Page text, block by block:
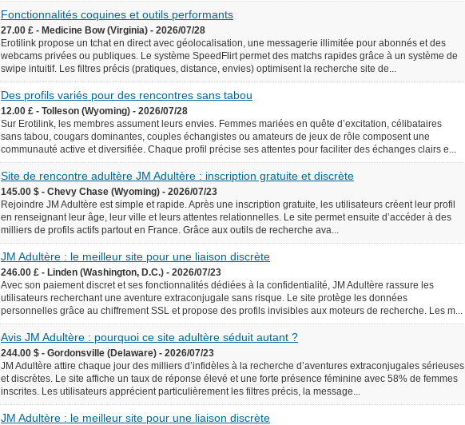
Fonctionnalités coquines et outils performants
27.00 £ - Medicine Bow (Virginia) - 2026/07/28
Erotilink propose un tchat en direct avec géolocalisation, une messagerie illimitée pour abonnés et des
webcams privées ou publiques. Le système SpeedFlirt permet des matchs rapides grâce à un système de
swipe intuitif. Les filtres précis (pratiques, distance, envies) optimisent la recherche site de...
Des profils variés pour des rencontres sans tabou
12.00 £ - Tolleson (Wyoming) - 2026/07/28
Sur Erotilink, les membres assument leurs envies. Femmes mariées en quête d’excitation, célibataires
sans tabou, cougars dominantes, couples échangistes ou amateurs de jeux de rôle composent une
communauté active et diversifiée. Chaque profil précise ses attentes pour faciliter des échanges clairs e...
Site de rencontre adultère JM Adultère : inscription gratuite et discrète
145.00 $ - Chevy Chase (Wyoming) - 2026/07/23
Rejoindre JM Adultère est simple et rapide. Après une inscription gratuite, les utilisateurs créent leur profil
en renseignant leur âge, leur ville et leurs attentes relationnelles. Le site permet ensuite d’accéder à des
milliers de profils actifs partout en France. Grâce aux outils de recherche ava...
JM Adultère : le meilleur site pour une liaison discrète
246.00 £ - Linden (Washington, D.C.) - 2026/07/23
Avec son paiement discret et ses fonctionnalités dédiées à la confidentialité, JM Adultère rassure les
utilisateurs recherchant une aventure extraconjugale sans risque. Le site protège les données
personnelles grâce au chiffrement SSL et propose des profils invisibles aux moteurs de recherche. Les m...
Avis JM Adultère : pourquoi ce site adultère séduit autant ?
244.00 $ - Gordonsville (Delaware) - 2026/07/23
JM Adultère attire chaque jour des milliers d’infidèles à la recherche d’aventures extraconjugales sérieuses
et discrètes. Le site affiche un taux de réponse élevé et une forte présence féminine avec 58% de femmes
inscrites. Les utilisateurs apprécient particulièrement les filtres précis, la message...
JM Adultère : le meilleur site pour une liaison discrète